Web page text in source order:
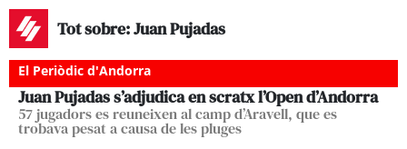
Tot sobre: Juan Pujadas
El Periòdic d'Andorra
Juan Pujadas s’adjudica en scratx l’Open d’Andorra
57 jugadors es reuneixen al camp d’Aravell, que es
trobava pesat a causa de les pluges